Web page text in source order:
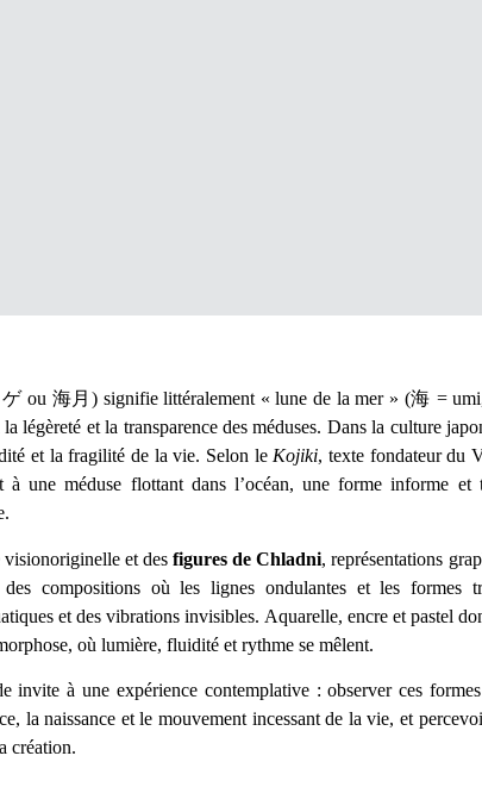
ou 海月 ) signifie littéralement « lune de la mer » (海 =
légèreté et la transparence des méduses. Dans la culture
et la fragilité de la vie. Selon le Kojiki, texte fondateur du
à uneméduse flottant dans l’océan, une forme informe et
visionoriginelle et desfigures de Chladni, représentations
compositions où les lignes ondulantes et les formes
et des vibrations invisibles. Aquarelle, encre et pastel
oùlumière, fluidité et rythme se mêlent.
invite à une expérience contemplative: observer ces
la naissance et le mouvement incessant de la vie, et
création.